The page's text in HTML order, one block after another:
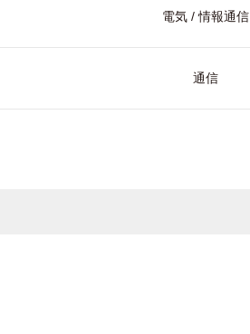
電気 / 情報通信
通信